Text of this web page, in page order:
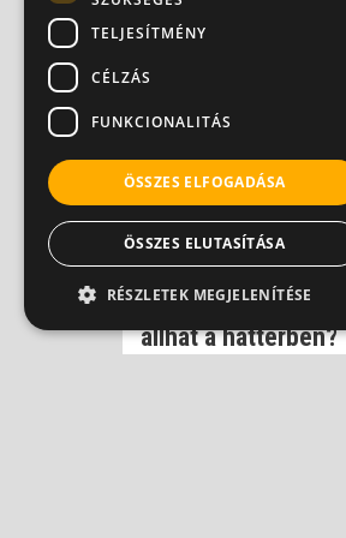
prostituáltak
Dr. Szlávik János
Fogyás minden ok
állhat a háttérben?
TELJESÍTMÉNY
CÉLZÁS
FUNKCIONALITÁS
ÖSSZES ELFOGADÁSA
ÖSSZES ELUTASÍTÁSA
RÉSZLETEK MEGJELENÍTÉSE